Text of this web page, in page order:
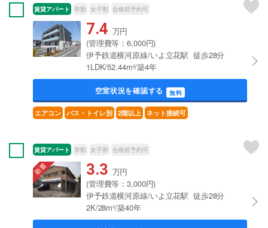
賃貸アパート 学割 女子割 合格前予約可
7.4 万円
(管理費等：6,000円)
伊予鉄道横河原線/いよ立花駅 徒歩28分
1LDK/52.44m²/築4年
空室状況を確認する 無料
エアコン バス・トイレ別 2階以上 ネット接続可
賃貸アパート 学割 女子割 合格前予約可
3.3 万円
(管理費等：3,000円)
伊予鉄道横河原線/いよ立花駅 徒歩28分
2K/28m²/築40年